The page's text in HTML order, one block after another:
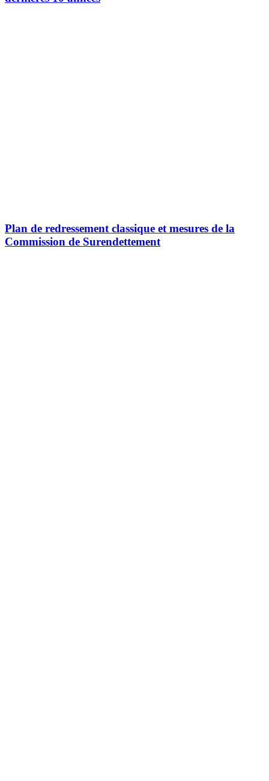
Plan de redressement classique et mesures de la
Commission de Surendettement